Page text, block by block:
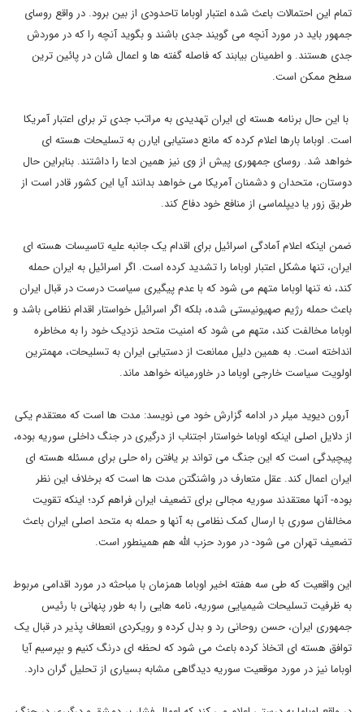
تمام این احتمالات باعث شده اعتبار اوباما تاحدودی از بین برود. در واقع روسای
جمهور باید در مورد آنچه می گویند جدی باشند و بگوید آنچه را که در موردش
جدی هستند. و اطمینان بیابند که فاصله گفته ها و اعمال شان در پائین ترین
سطح ممکن است.
با این حال برنامه هسته ای ایران تهدیدی به مراتب جدی تر برای اعتبار آمریکا
است. اوباما بارها اعلام کرده که مانع دستیابی ایارن به تسلیحات هسته ای
خواهد شد. روسای جمهوری پیش از وی نیز همین ادعا را داشتند. بنابراین حال
دوستان، متحدان و دشمنان آمریکا می خواهد بدانند آیا این کشور قادر است از
طریق زور یا دیپلماسی از منافع خود دفاع کند.
ضمن اینکه اعلام آمادگی اسرائیل برای اقدام یک جانبه علیه تاسیسات هسته ای
ایران، تنها مشکل اعتبار اوباما را تشدید کرده است. اگر اسرائیل به ایران حمله
کند، نه تنها اوباما متهم می شود که با عدم پیگیری سیاست درست در قبال ایران
باعث حمله رژیم صهیونیستی شده، بلکه اگر اسرائیل خواستار اقدام نظامی باشد و
اوباما مخالفت کند، متهم می شود که امنیت متحد نزدیک خود را به مخاطره
انداخته است. به همین دلیل ممانعت از دستیابی ایران به تسلیحات، مهمترین
اولویت سیاست خارجی اوباما در خاورمیانه خواهد ماند.
آرون دیوید میلر در ادامه گزارش خود می نویسد: مدت ها است که معتقدم یکی
از دلایل اصلی اینکه اوباما خواستار اجتناب از درگیری در جنگ داخلی سوریه بوده،
پیچیدگی است که این جنگ می تواند بر یافتن راه حلی برای مسئله هسته ای
ایران اعمال کند. عقل متعارف در واشنگتن مدت ها است که برخلاف این نظر
بوده- آنها معتقدند سوریه مجالی برای تضعیف ایران فراهم کرد؛ اینکه تقویت
مخالفان سوری با ارسال کمک نظامی به آنها و حمله به متحد اصلی ایران باعث
تضعیف تهران می شود- در مورد حزب الله هم همینطور است.
این واقعیت که طی سه هفته اخیر اوباما همزمان با مباحثه در مورد اقدامی مربوط
به ظرفیت تسلیحات شیمیایی سوریه، نامه هایی را به طور پنهانی با رئیس
جمهوری ایران، حسن روحانی رد و بدل کرده و رویکردی انعطاف پذیر در قبال یک
توافق هسته ای اتخاذ کرده باعث می شود که لحظه ای درنگ کنیم و بپرسیم آیا
اوباما نیز در مورد موقعیت سوریه دیدگاهی مشابه بسیاری از تحلیل گران دارد.